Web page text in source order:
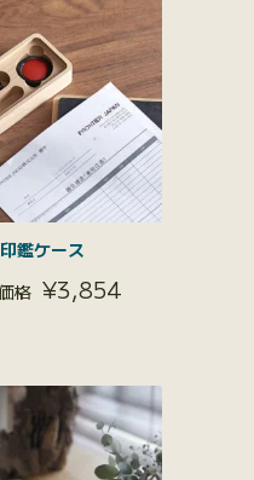
印鑑ケース
¥3,854